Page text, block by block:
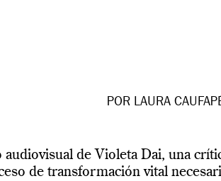
POR LAURA
audiovisual de Violeta Dai, una
de transformación vital